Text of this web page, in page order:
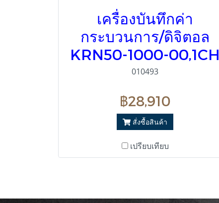
เครื่องบันทึกค่า
กระบวนการ/ดิจิตอล
KRN50-1000-00,1CH
010493
฿28,910
สั่งซื้อสินค้า
เปรียบเทียบ